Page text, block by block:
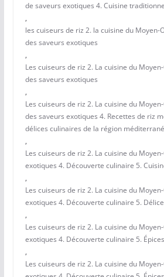
de saveurs exotiques 4. Cuisine
,
les cuiseurs de riz 2. la cuisine du Moyen-
des saveurs exotiques
,
Les cuiseurs de riz 2. La cuisine du
des saveurs exotiques
,
Les cuiseurs de riz 2. La cuisine du
des saveurs exotiques 4. Recettes de riz
délices culinaires de la région
,
Les cuiseurs de riz 2. La cuisine du
exotiques 4. Découverte culinaire 5.
,
Les cuiseurs de riz 2. La cuisine du
exotiques 4. Découverte culinaire 5.
,
Les cuiseurs de riz 2. La cuisine du
exotiques 4. Découverte culinaire 5.
,
Les cuiseurs de riz 2. La cuisine du